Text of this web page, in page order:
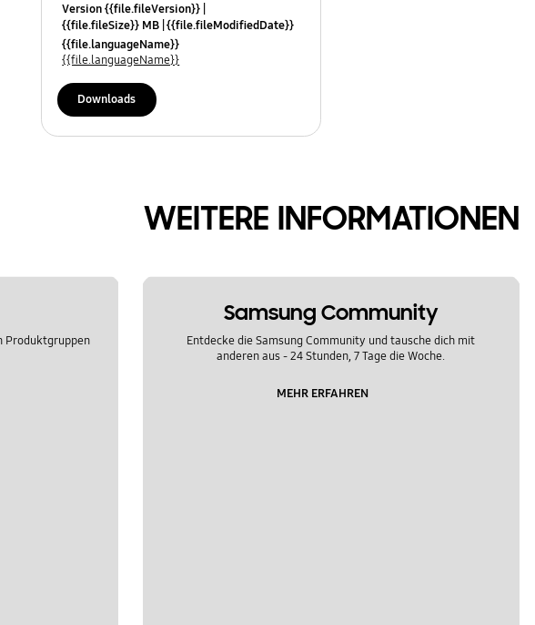
Version {{file.fileVersion}}
{{file.fileSize}} MB {{file.fileModifiedDate}}
{{file.osNames}}
{{file.languageName}}
{{file.languageName}}
Downloads
WEITERE INFORMATIONEN
Produktgruppen
Samsung Community
Entdecke die Samsung Community und tausche dich mit
anderen aus - 24 Stunden, 7 Tage die Woche.
MEHR ERFAHREN